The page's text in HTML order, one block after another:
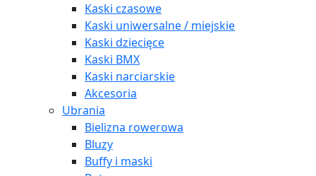
Kaski czasowe
Kaski uniwersalne / miejskie
Kaski dziecięce
Kaski BMX
Kaski narciarskie
Akcesoria
Ubrania
Bielizna rowerowa
Bluzy
Buffy i maski